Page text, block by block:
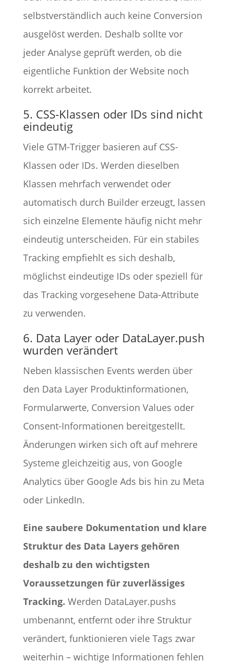
selbstverständlich auch keine Conversion
ausgelöst werden. Deshalb sollte vor
jeder Analyse geprüft werden, ob die
eigentliche Funktion der Website noch
korrekt arbeitet.
5. CSS-Klassen oder IDs sind nicht
eindeutig
Viele GTM-Trigger basieren auf CSS-
Klassen oder IDs. Werden dieselben
Klassen mehrfach verwendet oder
automatisch durch Builder erzeugt, lassen
sich einzelne Elemente häufig nicht mehr
eindeutig unterscheiden. Für ein stabiles
Tracking empfiehlt es sich deshalb,
möglichst eindeutige IDs oder speziell für
das Tracking vorgesehene Data-Attribute
zu verwenden.
6. Data Layer oder DataLayer.push
wurden verändert
Neben klassischen Events werden über
den Data Layer Produktinformationen,
Formularwerte, Conversion Values oder
Consent-Informationen bereitgestellt.
Änderungen wirken sich oft auf mehrere
Systeme gleichzeitig aus, von Google
Analytics über Google Ads bis hin zu Meta
oder LinkedIn.
Eine saubere Dokumentation und klare
Struktur des Data Layers gehören
deshalb zu den wichtigsten
Voraussetzungen für zuverlässiges
Tracking. Werden DataLayer.pushs
umbenannt, entfernt oder ihre Struktur
verändert, funktionieren viele Tags zwar
weiterhin – wichtige Informationen fehlen